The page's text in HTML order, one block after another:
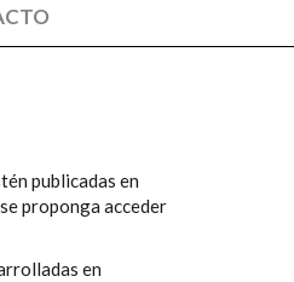
publicadas en
proponga acceder
en